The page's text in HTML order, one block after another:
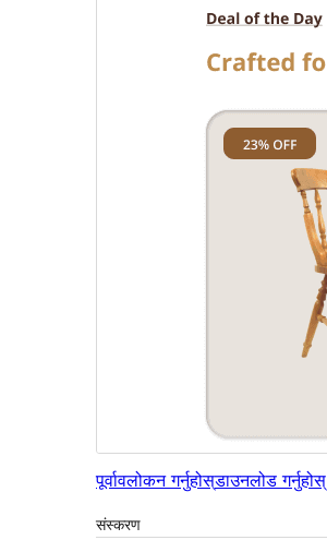
पूर्वावलोकन गर्नुहोस्डाउनलोड गर्नुहोस्
संस्करण